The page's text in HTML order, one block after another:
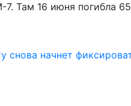
Там 16 июня погибла
начнет